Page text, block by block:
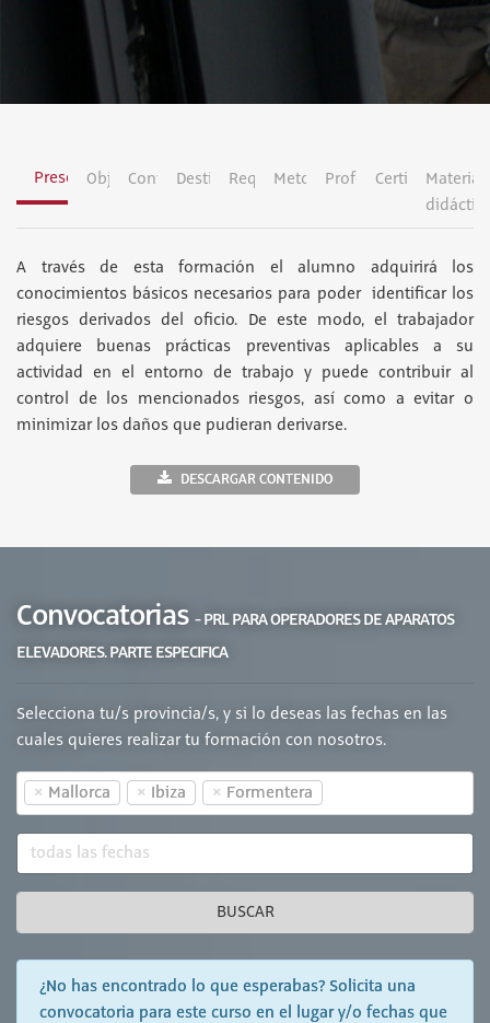
Presentación
ObjetivosContenidosDestinatariosRequisitosMetodologíaProfesoradoCertificación
Material
A través de esta formación el alumno adquirirá los
conocimientos básicos necesarios para poder identificar los
riesgos derivados del oficio. De este modo, el trabajador
adquiere buenas prácticas preventivas aplicables a su
actividad en el entorno de trabajo y puede contribuir al
control de los mencionados riesgos, así como a evitar o
minimizar los daños que pudieran derivarse.
DESCARGAR CONTENIDO
Convocatorias - PRL PARA OPERADORES DE APARATOS
ELEVADORES. PARTE ESPECIFICA
Selecciona tu/s provincia/s, y si lo deseas las fechas en las
cuales quieres realizar tu formación con nosotros.
× Mallorca × Ibiza × Formentera
BUSCAR
¿No has encontrado lo que esperabas? Solicita una
convocatoria para este curso en el lugar y/o fechas que